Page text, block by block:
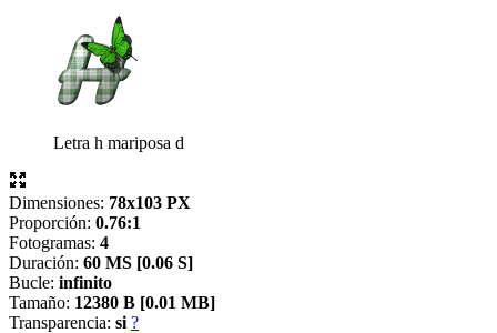
Letra h mariposa d
Dimensiones: 78x103 PX
Proporción: 0.76:1
Fotogramas: 4
Duración: 60 MS [0.06 S]
Bucle: infinito
Tamaño: 12380 B [0.01 MB]
Transparencia: si ?